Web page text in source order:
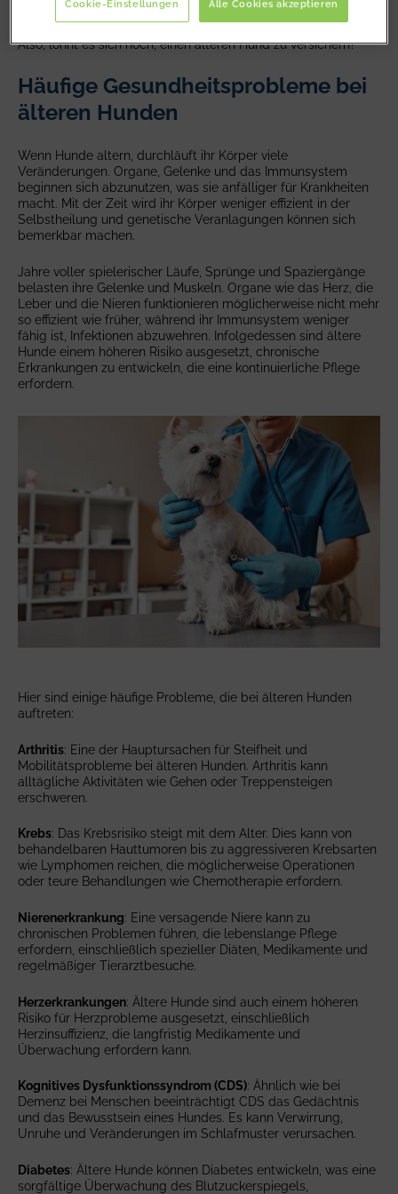
Tierarztkosten.
Also, lohnt es sich noch, einen älteren Hund zu versichern?
Häufige Gesundheitsprobleme bei
älteren Hunden
Wenn Hunde altern, durchläuft ihr Körper viele
Veränderungen. Organe, Gelenke und das Immunsystem
beginnen sich abzunutzen, was sie anfälliger für Krankheiten
macht. Mit der Zeit wird ihr Körper weniger effizient in der
Selbstheilung und genetische Veranlagungen können sich
bemerkbar machen.
Jahre voller spielerischer Läufe, Sprünge und Spaziergänge
belasten ihre Gelenke und Muskeln. Organe wie das Herz, die
Leber und die Nieren funktionieren möglicherweise nicht mehr
so effizient wie früher, während ihr Immunsystem weniger
fähig ist, Infektionen abzuwehren. Infolgedessen sind ältere
Hunde einem höheren Risiko ausgesetzt, chronische
Erkrankungen zu entwickeln, die eine kontinuierliche Pflege
erfordern.
Hier sind einige häufige Probleme, die bei älteren Hunden
auftreten:
Arthritis: Eine der Hauptursachen für Steifheit und
Mobilitätsprobleme bei älteren Hunden. Arthritis kann
alltägliche Aktivitäten wie Gehen oder Treppensteigen
erschweren.
Krebs: Das Krebsrisiko steigt mit dem Alter. Dies kann von
behandelbaren Hauttumoren bis zu aggressiveren Krebsarten
wie Lymphomen reichen, die möglicherweise Operationen
oder teure Behandlungen wie Chemotherapie erfordern.
Nierenerkrankung: Eine versagende Niere kann zu
chronischen Problemen führen, die lebenslange Pflege
erfordern, einschließlich spezieller Diäten, Medikamente und
regelmäßiger Tierarztbesuche.
Herzerkrankungen: Ältere Hunde sind auch einem höheren
Risiko für Herzprobleme ausgesetzt, einschließlich
Herzinsuffizienz, die langfristig Medikamente und
Überwachung erfordern kann.
Kognitives Dysfunktionssyndrom (CDS): Ähnlich wie bei
Demenz bei Menschen beeinträchtigt CDS das Gedächtnis
und das Bewusstsein eines Hundes. Es kann Verwirrung,
Unruhe und Veränderungen im Schlafmuster verursachen.
Diabetes: Ältere Hunde können Diabetes entwickeln, was eine
sorgfältige Überwachung des Blutzuckerspiegels,
Alle Cookies akzeptieren
Cookie-Einstellungen